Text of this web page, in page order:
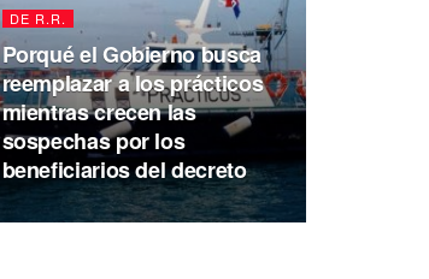
DE R.R.
Porqué el Gobierno busca
reemplazar a los prácticos
mientras crecen las
sospechas por los
beneficiarios del decreto